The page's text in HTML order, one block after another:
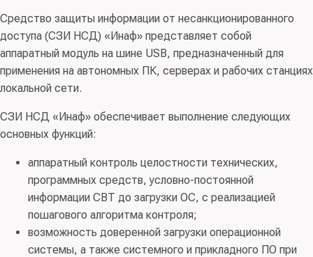
ИТ.СДЗ.ПР4.ПЗ)
Схема сертификации:серия, испытательная
лаборатория:ЗАО «НПП «БИТ», орган сертификации:
АО «Лаборатория ППШ»
ИТ-СДЗ-ПР4-ПЗ
Средство защиты информации от несанкционированного
доступа (СЗИ НСД) «Инаф» представляет собой
аппаратный модуль на шине USB, предназначенный для
применения на автономных ПК, серверах и рабочих станциях
локальной сети.
СЗИ НСД «Инаф» обеспечивает выполнение следующих
основных функций:
аппаратный контроль целостности технических,
программных средств, условно-постоянной
информации СВТ до загрузки ОС, с реализацией
пошагового алгоритма контроля;
возможность доверенной загрузки операционной
системы, а также системного и прикладного ПО при